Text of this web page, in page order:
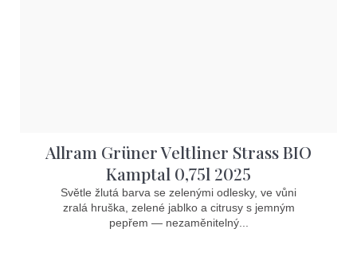
Allram Grüner Veltliner Strass BIO
Kamptal 0,75l 2025
Světle žlutá barva se zelenými odlesky, ve vůni
zralá hruška, zelené jablko a citrusy s jemným
pepřem — nezaměnitelný...